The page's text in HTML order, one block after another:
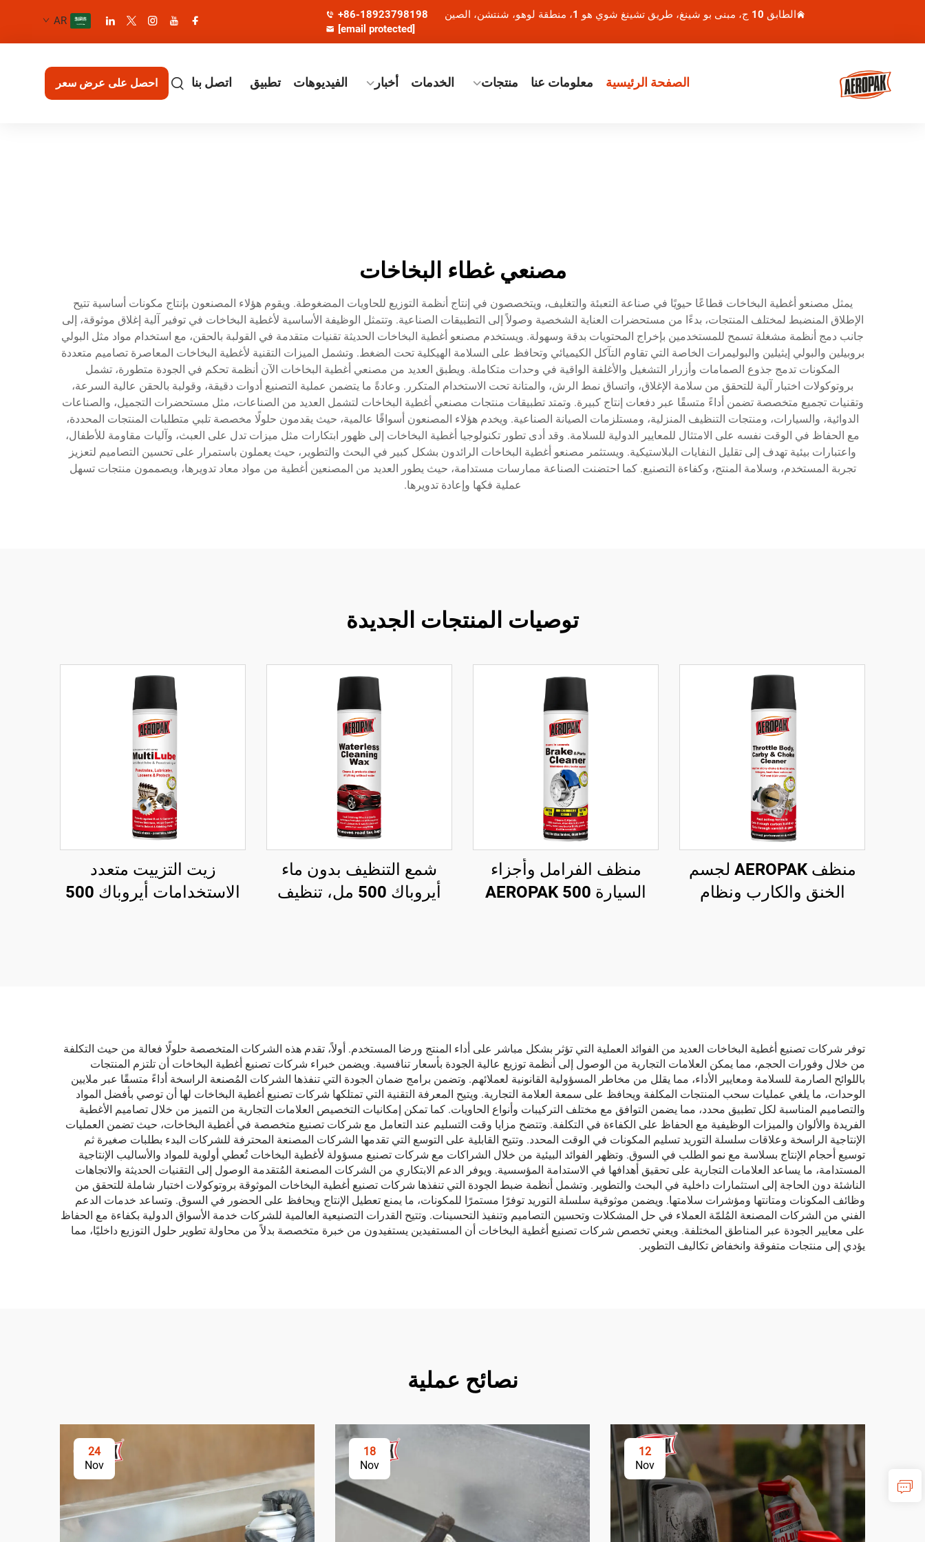
الطابق 10 ج، مبنى بو شينغ، طريق تشينغ شوي هو 1، منطقة لوهو، شنتشن، الصين
+86-18923798198
[email protected]
AR
الصفحة الرئيسية معلومات عنا منتجات الخدمات أخبار الفيديوهات تطبيق اتصل بنا احصل على عرض سعر
مصنعي غطاء البخاخات
يمثل مصنعو أغطية البخاخات قطاعًا حيويًا في صناعة التعبئة والتغليف، ويتخصصون في إنتاج أنظمة التوزيع للحاويات المضغوطة. ويقوم هؤلاء المصنعون بإنتاج مكونات أساسية تتيح
الإطلاق المنضبط لمختلف المنتجات، بدءًا من مستحضرات العناية الشخصية وصولاً إلى التطبيقات الصناعية. وتتمثل الوظيفة الأساسية لأغطية البخاخات في توفير آلية إغلاق موثوقة، إلى
جانب دمج أنظمة مشغلة تسمح للمستخدمين بإخراج المحتويات بدقة وسهولة. ويستخدم مصنعو أغطية البخاخات الحديثة تقنيات متقدمة في القولبة بالحقن، مع استخدام مواد مثل البولي
بروبيلين والبولي إيثيلين والبوليمرات الخاصة التي تقاوم التآكل الكيميائي وتحافظ على السلامة الهيكلية تحت الضغط. وتشمل الميزات التقنية لأغطية البخاخات المعاصرة تصاميم متعددة
المكونات تدمج جذوع الصمامات وأزرار التشغيل والأغلفة الواقية في وحدات متكاملة. ويطبق العديد من مصنعي أغطية البخاخات الآن أنظمة تحكم في الجودة متطورة، تشمل
بروتوكولات اختبار آلية للتحقق من سلامة الإغلاق، واتساق نمط الرش، والمتانة تحت الاستخدام المتكرر. وعادةً ما يتضمن عملية التصنيع أدوات دقيقة، وقولبة بالحقن عالية السرعة،
وتقنيات تجميع متخصصة تضمن أداءً متسقًا عبر دفعات إنتاج كبيرة. وتمتد تطبيقات منتجات مصنعي أغطية البخاخات لتشمل العديد من الصناعات، مثل مستحضرات التجميل، والصناعات
الدوائية، والسيارات، ومنتجات التنظيف المنزلية، ومستلزمات الصيانة الصناعية. ويخدم هؤلاء المصنعون أسواقًا عالمية، حيث يقدمون حلولًا مخصصة تلبي متطلبات المنتجات المحددة،
مع الحفاظ في الوقت نفسه على الامتثال للمعايير الدولية للسلامة. وقد أدى تطور تكنولوجيا أغطية البخاخات إلى ظهور ابتكارات مثل ميزات تدل على العبث، وآليات مقاومة للأطفال،
واعتبارات بيئية تهدف إلى تقليل النفايات البلاستيكية. ويستثمر مصنعو أغطية البخاخات الرائدون بشكل كبير في البحث والتطوير، حيث يعملون باستمرار على تحسين التصاميم لتعزيز
تجربة المستخدم، وسلامة المنتج، وكفاءة التصنيع. كما احتضنت الصناعة ممارسات مستدامة، حيث يطور العديد من المصنعين أغطية من مواد معاد تدويرها، ويصممون منتجات تسهل
عملية فكها وإعادة تدويرها.
توصيات المنتجات الجديدة
منظف AEROPAK لجسم
الخنق والكارب ونظام
منظف الفرامل وأجزاء
السيارة AEROPAK 500
شمع التنظيف بدون ماء
أيروباك 500 مل، تنظيف
زيت التزييت متعدد
الاستخدامات أيروباك 500
توفر شركات تصنيع أغطية البخاخات العديد من الفوائد العملية التي تؤثر بشكل مباشر على أداء المنتج ورضا المستخدم. أولاً، تقدم هذه الشركات المتخصصة حلولًا فعالة من حيث التكلفة
من خلال وفورات الحجم، مما يمكن العلامات التجارية من الوصول إلى أنظمة توزيع عالية الجودة بأسعار تنافسية. ويضمن خبراء شركات تصنيع أغطية البخاخات أن تلتزم المنتجات
باللوائح الصارمة للسلامة ومعايير الأداء، مما يقلل من مخاطر المسؤولية القانونية لعملائهم. وتضمن برامج ضمان الجودة التي تنفذها الشركات المُصنعة الراسخة أداءً متسقًا عبر ملايين
الوحدات، ما يلغي عمليات سحب المنتجات المكلفة ويحافظ على سمعة العلامة التجارية. ويتيح المعرفة التقنية التي تمتلكها شركات تصنيع أغطية البخاخات لها أن توصي بأفضل المواد
والتصاميم المناسبة لكل تطبيق محدد، مما يضمن التوافق مع مختلف التركيبات وأنواع الحاويات. كما تمكن إمكانيات التخصيص العلامات التجارية من التميز من خلال تصاميم الأغطية
الفريدة والألوان والميزات الوظيفية مع الحفاظ على الكفاءة في التكلفة. وتتضح مزايا وقت التسليم عند التعامل مع شركات تصنيع متخصصة في أغطية البخاخات، حيث تضمن العمليات
الإنتاجية الراسخة وعلاقات سلسلة التوريد تسليم المكونات في الوقت المحدد. وتتيح القابلية على التوسع التي تقدمها الشركات المصنعة المحترفة للشركات البدء بطلبات صغيرة ثم
توسيع أحجام الإنتاج بسلاسة مع نمو الطلب في السوق. وتظهر الفوائد البيئية من خلال الشراكات مع شركات تصنيع مسؤولة لأغطية البخاخات تُعطي أولوية للمواد والأساليب الإنتاجية
المستدامة، ما يساعد العلامات التجارية على تحقيق أهدافها في الاستدامة المؤسسية. ويوفر الدعم الابتكاري من الشركات المصنعة المُتقدمة الوصول إلى التقنيات الحديثة والاتجاهات
الناشئة دون الحاجة إلى استثمارات داخلية في البحث والتطوير. وتشمل أنظمة ضبط الجودة التي تنفذها شركات تصنيع أغطية البخاخات الموثوقة بروتوكولات اختبار شاملة للتحقق من
وظائف المكونات ومتانتها ومؤشرات سلامتها. ويضمن موثوقية سلسلة التوريد توفرًا مستمرًا للمكونات، ما يمنع تعطيل الإنتاج ويحافظ على الحضور في السوق. وتساعد خدمات الدعم
الفني من الشركات المصنعة المُلمّة العملاء في حل المشكلات وتحسين التصاميم وتنفيذ التحسينات. وتتيح القدرات التصنيعية العالمية للشركات خدمة الأسواق الدولية بكفاءة مع الحفاظ
على معايير الجودة عبر المناطق المختلفة. ويعني تخصص شركات تصنيع أغطية البخاخات أن المستفيدين يستفيدون من خبرة متخصصة بدلاً من محاولة تطوير حلول التوزيع داخليًا، مما
يؤدي إلى منتجات متفوقة وانخفاض تكاليف التطوير.
نصائح عملية
12
Nov
18
Nov
24
Nov